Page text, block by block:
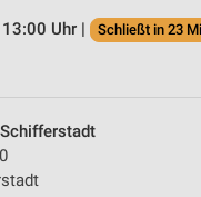
Uhr |
Schließt in 23
Schifferstadt